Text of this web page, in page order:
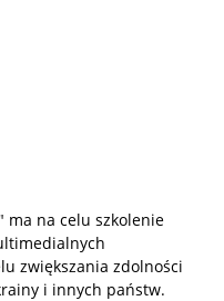
ma na celu szkolenie
zwiększania zdolności
i innych państw.